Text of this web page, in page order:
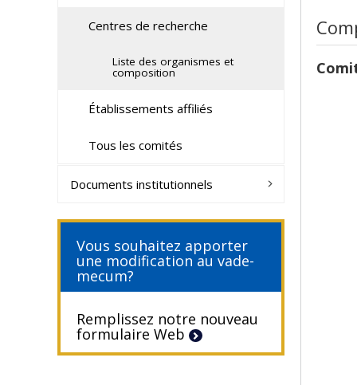
Centres de recherche
Liste des organismes et
composition
Établissements affiliés
Tous les comités
Documents institutionnels
Vous souhaitez apporter
une modification au vade-
mecum?
Remplissez notre nouveau
formulaire Web